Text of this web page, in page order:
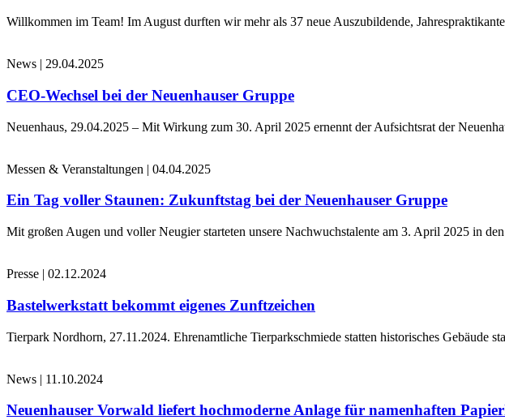
Willkommen im Team! Im August durften wir mehr als 37 neue Auszubildende,
News | 29.04.2025
CEO-Wechsel bei der Neuenhauser Gruppe
Neuenhaus, 29.04.2025 – Mit Wirkung zum 30. April 2025 ernennt der Aufsichtsrat der
Messen & Veranstaltungen | 04.04.2025
Ein Tag voller Staunen: Zukunftstag bei der Neuenhauser Gruppe
Mit großen Augen und voller Neugier starteten unsere Nachwuchstalente am 3. April 2025 in
Presse | 02.12.2024
Bastelwerkstatt bekommt eigenes Zunftzeichen
Tierpark Nordhorn, 27.11.2024. Ehrenamtliche Tierparkschmiede statten historisches Gebäude
News | 11.10.2024
Neuenhauser Vorwald liefert hochmoderne Anlage für namenhaften